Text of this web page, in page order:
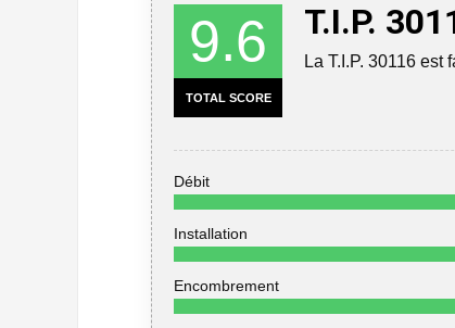
9.6
TOTAL SCORE
T.I.P.
La T.I.P. 30116
Débit
Installation
Encombrement